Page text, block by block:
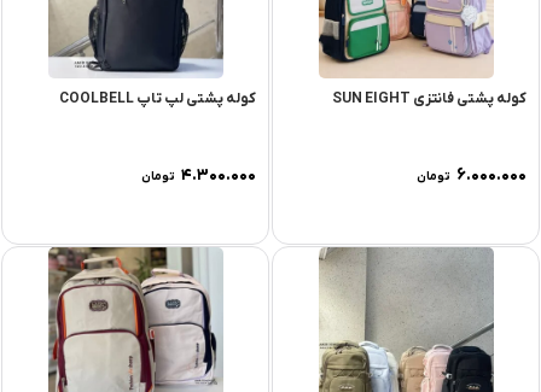
کوله پشتی فانتزی SUN EIGHT
۶.۰۰۰.۰۰۰ تومان
کوله پشتی لپ تاپ COOLBELL
۴.۳۰۰.۰۰۰ تومان